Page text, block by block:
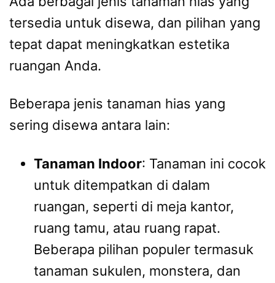
tersedia untuk disewa, dan pilihan yang
tepat dapat meningkatkan estetika
ruangan Anda.
Beberapa jenis tanaman hias yang
sering disewa antara lain:
Tanaman Indoor: Tanaman ini cocok
untuk ditempatkan di dalam
ruangan, seperti di meja kantor,
ruang tamu, atau ruang rapat.
Beberapa pilihan populer termasuk
tanaman sukulen, monstera, dan